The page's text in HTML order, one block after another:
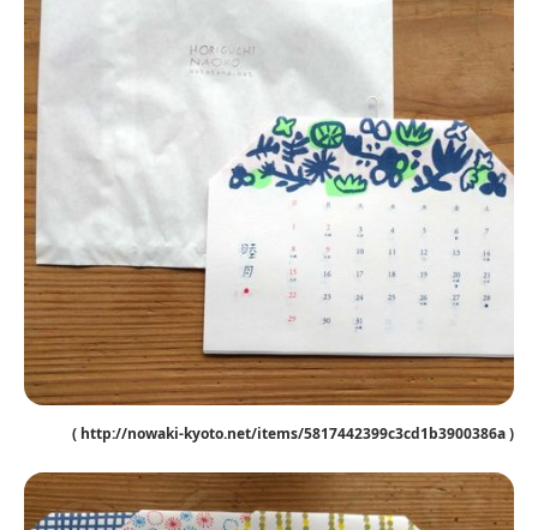
( http://nowaki-kyoto.net/items/5817442399c3cd1b3900386a )